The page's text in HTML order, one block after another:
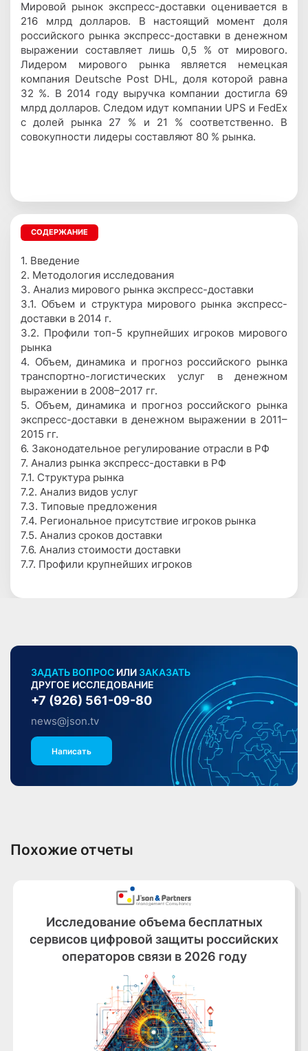
Мировой рынок экспресс-доставки оценивается в
216 млрд долларов. В настоящий момент доля
российского рынка экспресс-доставки в денежном
выражении составляет лишь 0,5 % от мирового.
Лидером мирового рынка является немецкая
компания Deutsche Post DHL, доля которой равна
32 %. В 2014 году выручка компании достигла 69
млрд долларов. Следом идут компании UPS и FedEx
с долей рынка 27 % и 21 % соответственно. В
совокупности лидеры составляют 80 % рынка.
СОДЕРЖАНИЕ
1. Введение
2. Методология исследования
3. Анализ мирового рынка экспресс-доставки
3.1. Объем и структура мирового рынка экспресс-
доставки в 2014 г.
3.2. Профили топ-5 крупнейших игроков мирового
рынка
4. Объем, динамика и прогноз российского рынка
транспортно-логистических услуг в денежном
выражении в 2008–2017 гг.
5. Объем, динамика и прогноз российского рынка
экспресс-доставки в денежном выражении в 2011–
2015 гг.
6. Законодательное регулирование отрасли в РФ
7. Анализ рынка экспресс-доставки в РФ
7.1. Структура рынка
7.2. Анализ видов услуг
7.3. Типовые предложения
7.4. Региональное присутствие игроков рынка
7.5. Анализ сроков доставки
7.6. Анализ стоимости доставки
7.7. Профили крупнейших игроков
ЗАДАТЬ ВОПРОС ИЛИ ЗАКАЗАТЬ
ДРУГОЕ ИССЛЕДОВАНИЕ
+7 (926) 561-09-80
news@json.tv
Написать
Похожие отчеты
Исследование объема бесплатных
сервисов цифровой защиты российских
операторов связи в 2026 году